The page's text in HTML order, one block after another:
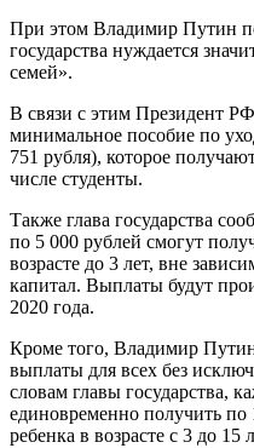
При этом Владимир Путин
государства нуждается
семей».
В связи с этим Президент
минимальное пособие по
751 рубля), которое
числе студенты.
Также глава государства
по 5 000 рублей смогут
возрасте до 3 лет, вне
капитал. Выплаты будут
2020 года.
Кроме того, Владимир
выплаты для всех без
словам главы государства,
единовременно получить по
ребенка в возрасте с 3 до 15